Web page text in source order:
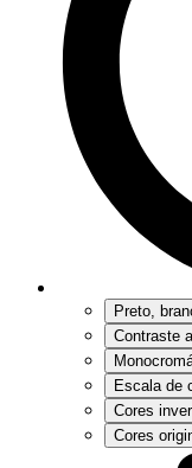
Preto,
Contraste
Escala de
Cores
Cores